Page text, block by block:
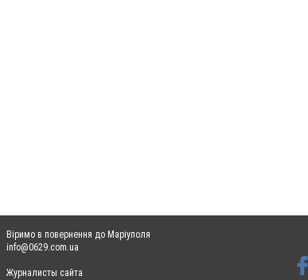
Віримо в повернення до Маріуполя
info@0629.com.ua
Журналисты сайта